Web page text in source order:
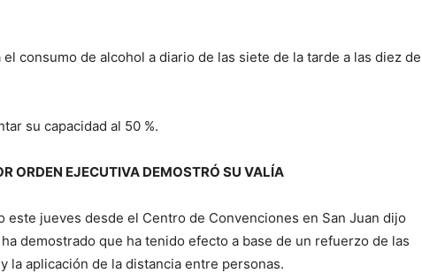
consumo de alcohol a diario de las siete de la tarde a las diez de
su capacidad al 50 %.
ORDEN EJECUTIVA DEMOSTRÓ SU VALÍA
este jueves desde el Centro de Convenciones en San Juan dijo
demostrado que ha tenido efecto a base de un refuerzo de las
la aplicación de la distancia entre personas.